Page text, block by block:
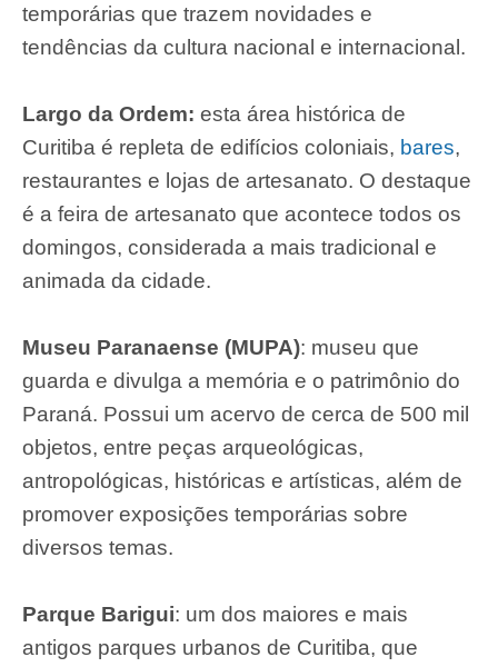
temporárias que trazem novidades e
tendências da cultura nacional e internacional.
Largo da Ordem: esta área histórica de
Curitiba é repleta de edifícios coloniais, bares,
restaurantes e lojas de artesanato. O destaque
é a feira de artesanato que acontece todos os
domingos, considerada a mais tradicional e
animada da cidade.
Museu Paranaense (MUPA): museu que
guarda e divulga a memória e o patrimônio do
Paraná. Possui um acervo de cerca de 500 mil
objetos, entre peças arqueológicas,
antropológicas, históricas e artísticas, além de
promover exposições temporárias sobre
diversos temas.
Parque Barigui: um dos maiores e mais
antigos parques urbanos de Curitiba, que